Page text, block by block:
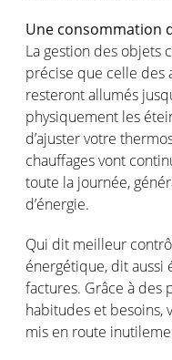
Une consommation
La gestion des objets
précise que celle des
resterontallumés
physiquement les
d’ajustervotre
chauffagesvont
toute la journée,
d’énergie.
Qui dit meilleur
énergétique, ditaussi
factures. Grâce à des
habitudes et besoins,
mis en route